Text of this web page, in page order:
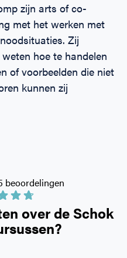
zijn arts of co-
met het werken met
Zij
hoe te handelen
of voorbeelden die niet
kunnen zij
over de Schok
beoordelingen